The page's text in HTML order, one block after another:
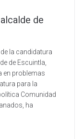
de
la candidatura
de Escuintla,
en problemas
para la
Comunidad
ha